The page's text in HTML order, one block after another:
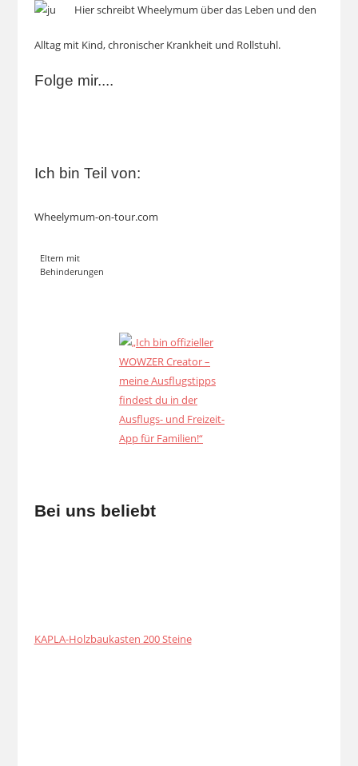
Hier schreibt Wheelymum über das Leben und den
Alltag mit Kind, chronischer Krankheit und Rollstuhl.
Folge mir....
Ich bin Teil von:
Wheelymum-on-tour.com
Eltern mit
Behinderungen
Bei uns beliebt
KAPLA-Holzbaukasten 200 Steine